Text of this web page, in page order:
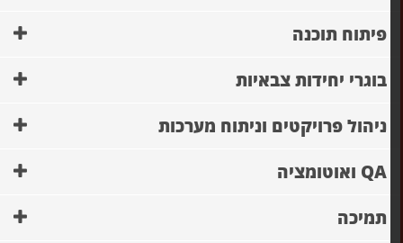
פיתוח תוכנה
בוגרי יחידות צבאיות
ניהול פרויקטים וניתוח מערכות
QA ואוטומציה
תמיכה